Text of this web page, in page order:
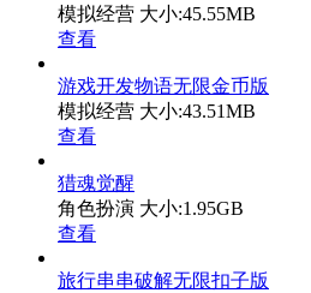
模拟经营 大小:45.55MB
查看
游戏开发物语无限金币版
模拟经营 大小:43.51MB
查看
猎魂觉醒
角色扮演 大小:1.95GB
查看
旅行串串破解无限扣子版